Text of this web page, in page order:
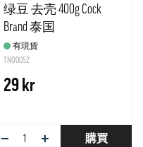
绿豆 去壳 400g Cock
Brand 泰国
有現貨
TNO0052
29 kr
− + 購買